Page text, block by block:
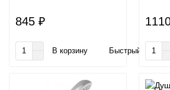
845 ₽
В корзину Быстрый заказ